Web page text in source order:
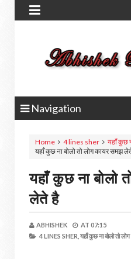

Navigation
Home 4 lines sher
यहाँ कुछ
यहाँ कुछ ना बोलो तो लोग कायर समझ
यहाँ कुछ ना बोलो
लेते है
ABHISHEK AT 07:15
4 LINES SHER, यहाँ कुछ ना बोलो तो